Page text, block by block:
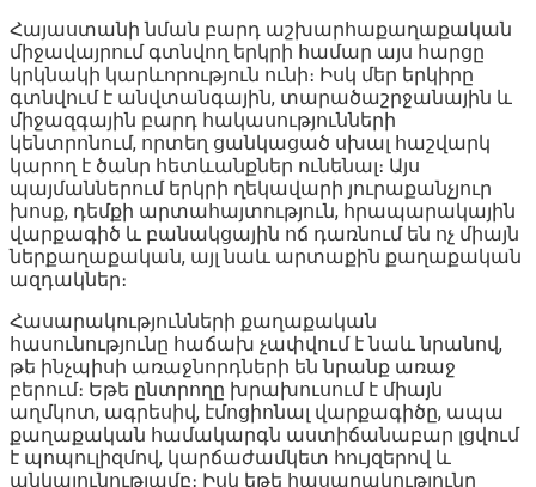
Հայաստանի նման բարդ աշխարհաքաղաքական
միջավայրում գտնվող երկրի համար այս հարցը
կրկնակի կարևորություն ունի։ Իսկ մեր երկիրը
գտնվում է անվտանգային, տարածաշրջանային և
միջազգային բարդ հակասությունների
կենտրոնում, որտեղ ցանկացած սխալ հաշվարկ
կարող է ծանր հետևանքներ ունենալ։ Այս
պայմաններում երկրի ղեկավարի յուրաքանչյուր
խոսք, դեմքի արտահայտություն, հրապարակային
վարքագիծ և բանակցային ոճ դառնում են ոչ միայն
ներքաղաքական, այլ նաև արտաքին քաղաքական
ազդակներ։
Հասարակությունների քաղաքական
հասունությունը հաճախ չափվում է նաև նրանով,
թե ինչպիսի առաջնորդների են նրանք առաջ
բերում։ Եթե ընտրողը խրախուսում է միայն
աղմկոտ, ագրեսիվ, էմոցիոնալ վարքագիծը, ապա
քաղաքական համակարգն աստիճանաբար լցվում
է պոպուլիզմով, կարճաժամկետ հույզերով և
անկայունությամբ։ Իսկ եթե հասարակությունը